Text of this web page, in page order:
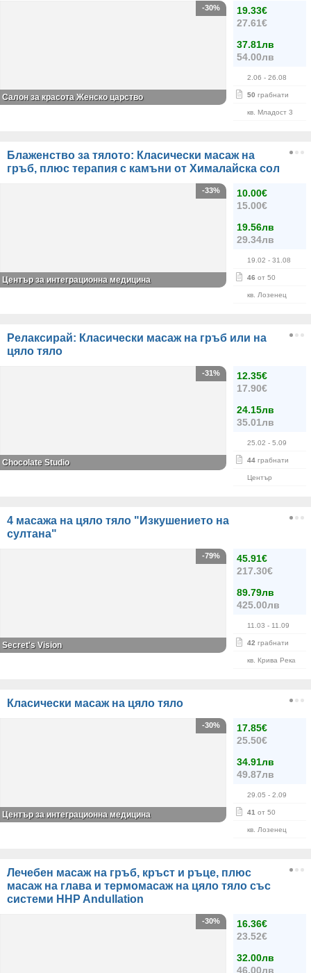
19.33€
27.61€
37.81лв
54.00лв
2.06 - 26.08
50 грабнати
кв. Младост 3
-30%
Салон за красота Женско царство
Блаженство за тялото: Класически масаж на
гръб, плюс терапия с камъни от Хималайска сол
10.00€
15.00€
19.56лв
29.34лв
19.02 - 31.08
46 от 50
кв. Лозенец
-33%
Център за интеграционна медицина
Релаксирай: Класически масаж на гръб или на
цяло тяло
12.35€
17.90€
24.15лв
35.01лв
25.02 - 5.09
44 грабнати
Център
-31%
Chocolate Studio
4 масажа на цяло тяло "Изкушението на
султана"
45.91€
217.30€
89.79лв
425.00лв
11.03 - 11.09
42 грабнати
кв. Крива Река
-79%
Secret's Vision
Класически масаж на цяло тяло
17.85€
25.50€
34.91лв
49.87лв
29.05 - 2.09
41 от 50
кв. Лозенец
-30%
Център за интеграционна медицина
Лечебен масаж на гръб, кръст и ръце, плюс
масаж на глава и термомасаж на цяло тяло със
системи HHP Andullation
16.36€
23.52€
32.00лв
46.00лв
-30%